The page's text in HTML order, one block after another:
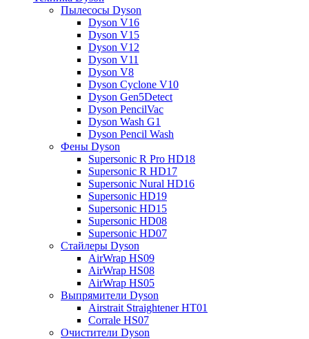
Пылесосы Dyson
Dyson V16
Dyson V15
Dyson V12
Dyson V11
Dyson V8
Dyson Cyclone V10
Dyson Gen5Detect
Dyson PencilVac
Dyson Wash G1
Dyson Pencil Wash
Фены Dyson
Supersonic R Pro HD18
Supersonic R HD17
Supersonic Nural HD16
Supersonic HD19
Supersonic HD15
Supersonic HD08
Supersonic HD07
Стайлеры Dyson
AirWrap HS09
AirWrap HS08
AirWrap HS05
Выпрямители Dyson
Airstrait Straightener HT01
Corrale HS07
Очистители Dyson